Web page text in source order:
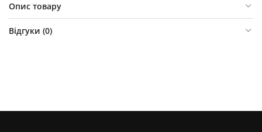
Опис товару
Відгуки (0)